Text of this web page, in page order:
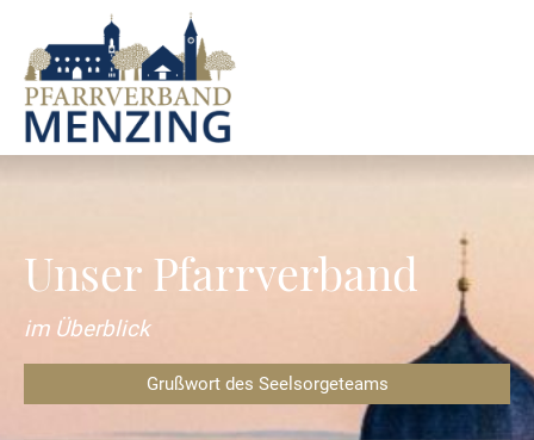
Unser Pfarrverband
im Überblick
Grußwort des Seelsorgeteams